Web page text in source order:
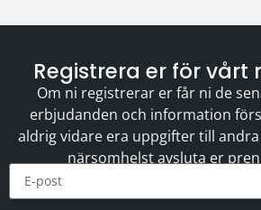
Registrera er för vårt
Om ni registrerar er får ni de
erbjudanden och information
aldrig vidare era uppgifter till
närsomhelst avsluta er